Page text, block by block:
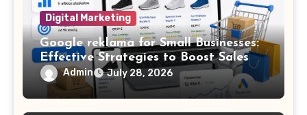
Digital Marketing
Google reklama for Small Businesses:
Effective Strategies to Boost Sales
Admin July 28, 2026